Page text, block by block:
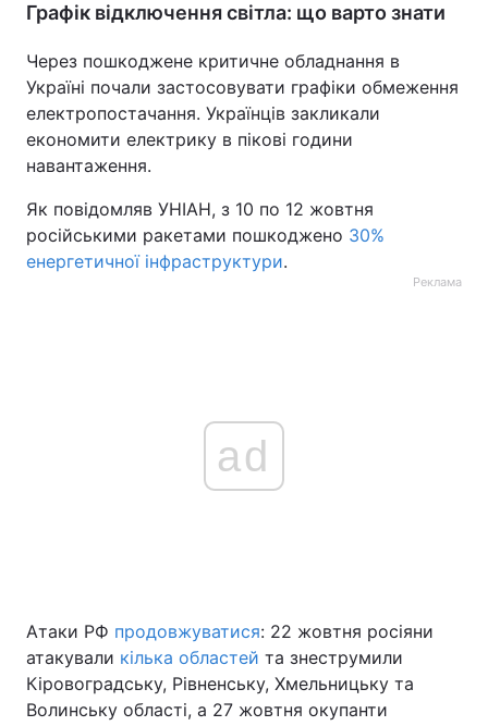
Графік відключення світла: що варто знати
Через пошкоджене критичне обладнання в
Україні почали застосовувати графіки обмеження
електропостачання. Українців закликали
економити електрику в пікові години
навантаження.
Як повідомляв УНІАН, з 10 по 12 жовтня
російськими ракетами пошкоджено 30%
енергетичної інфраструктури.
Реклама
ad
Атаки РФ продовжуватися: 22 жовтня росіяни
атакували кілька областей та знеструмили
Кіровоградську, Рівненську, Хмельницьку та
Волинську області, а 27 жовтня окупанти